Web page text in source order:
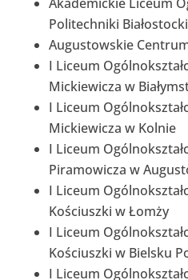
Politechniki
Augustowskie
I Liceum
Mickiewicza w
I Liceum
Mickiewicza w Kolnie
I Liceum
Piramowicza w
I Liceum
Kościuszki w Łomży
I Liceum
Kościuszki w Bielsku
I Liceum